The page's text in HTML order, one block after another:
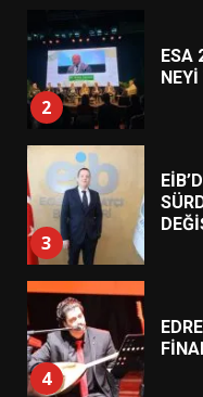
2
ESA
3
4